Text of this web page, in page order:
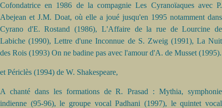
Cofondatrice en 1986 de la compagnie Les Cyranoïaques avec P.
Abejean et J.M. Doat, où elle a joué jusqu'en 1995 notamment dans
Cyrano d'E. Rostand (1986), L'Affaire de la rue de Lourcine de
Labiche (1990), Lettre d'une Inconnue de S. Zweig (1991), La Nuit
des Rois (1993) On ne badine pas avec l'amour d'A. de Musset (1995).
et Périclès (1994) de W. Shakespeare,
A chanté dans les formations de R. Prasad : Mythia, symphonie
indienne (95-96), le groupe vocal Padhani (1997), le quintet vocal